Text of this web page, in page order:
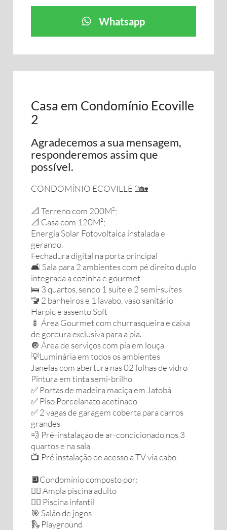
Whatsapp
Casa em Condomínio Ecoville
2
Agradecemos a sua mensagem,
responderemos assim que
possível.
CONDOMÍNIO ECOVILLE 2🏡
📐 Terreno com 200M²;
📐 Casa com 120M²;
Energia Solar Fotovoltaica instalada e
gerando.
Fechadura digital na porta principal
🛋️ Sala para 2 ambientes com pé direito duplo
integrada a cozinha e gourmet
🛌 3 quartos, sendo 1 suíte e 2 semi-suítes
🚾 2 banheiros e 1 lavabo, vaso sanitário
Harpic e assento Soft
🍢 Área Gourmet com churrasqueira e caixa
de gordura exclusiva para a pia.
🔘 Área de serviços com pia em louça
💡Luminária em todos os ambientes
Janelas com abertura nas 02 folhas de vidro
Pintura em tinta semi-brilho
✅ Portas de madeira maciça em Jatobá
✅ Piso Porcelanato acetinado
✅ 2 vagas de garagem coberta para carros
grandes
💨 Pré-instalação de ar-condicionado nos 3
quartos e na sala
📺 Pré instalação de acesso a TV via cabo
🔲Condomínio composto por:
🏊‍♂️ Ampla piscina adulto
🏊‍♀️ Piscina infantil
🎯 Salão de jogos
🛝 Playground